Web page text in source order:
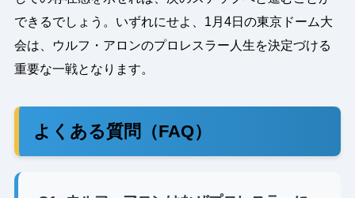
できるでしょう。いずれにせよ、1月4日の東京ドーム大
会は、ウルフ・アロンのプロレスラー人生を決定づける
重要な一戦となります。
よくある質問（FAQ）